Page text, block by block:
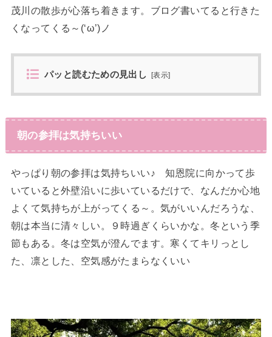
茂川の散歩が心落ち着きます。ブログ書いてると行きた
くなってくる～(‘ω’)ノ
パッと読むための見出し [表示]
朝の参拝は気持ちいい
やっぱり朝の参拝は気持ちいい♪ 知恩院に向かって歩
いていると外壁沿いに歩いているだけで、なんだか心地
よくて気持ちが上がってくる～。気がいいんだろうな、
朝は本当に清々しい。９時過ぎくらいかな。冬という季
節もある。冬は空気が澄んでます。寒くてキリっとし
た、凛とした、空気感がたまらなくいい